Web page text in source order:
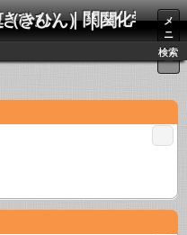
｜関西化学株式会社
メ
ニ
ュ
ー
検索